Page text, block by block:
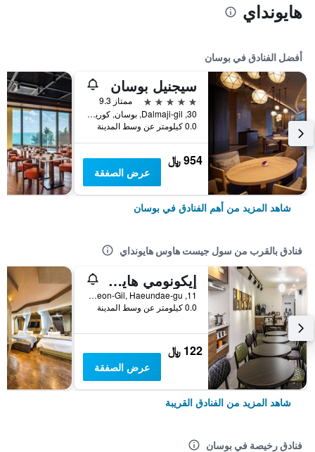
هايونداي
أفضل الفنادق في بوسان
سيجنيل بوسان
5 نجوم
ممتاز 9.3
30, Dalmaji-gil, بوسان, كوريا الجنوبية
0.0 كيلومتر عن وسط المدينة
954 ﷼
عرض الصفقة
شاهد المزيد من أهم الفنادق في بوسان
فنادق بالقرب من سول جيست هاوس هايونداي
إيكونومي هايونداي جيستهاوس
11, Gunam-ro 12Beon-Gil, Haeundae-gu, بوسان, كوريا الجنوبية
0.0 كيلومتر عن وسط المدينة
122 ﷼
عرض الصفقة
شاهد المزيد من الفنادق القريبة
فنادق رخيصة في بوسان